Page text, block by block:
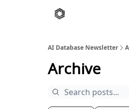
AI Database Newsletter
Archive